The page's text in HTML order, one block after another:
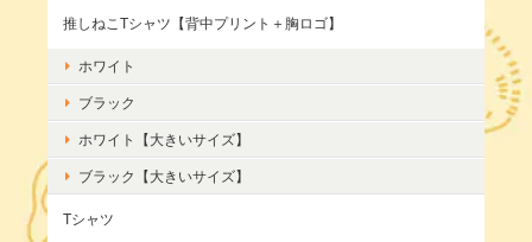
推しねこTシャツ【背中プリント＋胸ロゴ】
ホワイト
ブラック
ホワイト【大きいサイズ】
ブラック【大きいサイズ】
Tシャツ